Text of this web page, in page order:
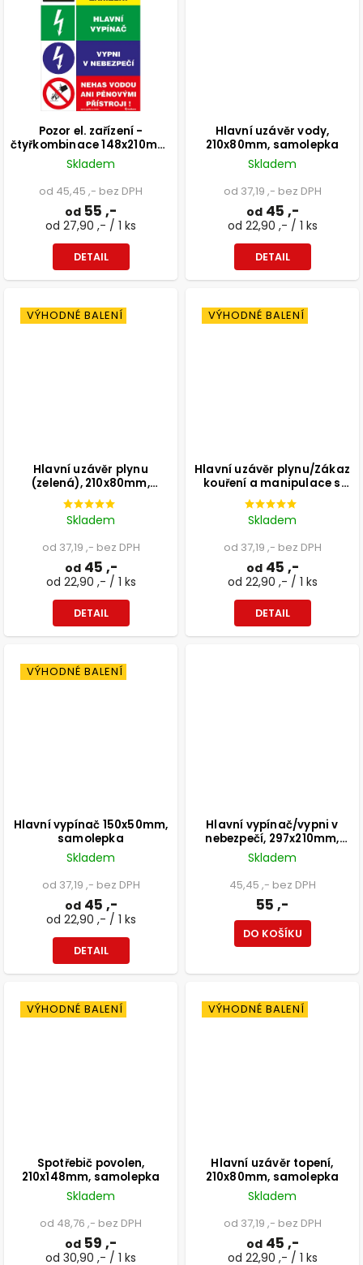
Pozor el. zařízení -
čtyřkombinace 148x210mm,
formát A5, samolepka
Skladem
od 45,45 ,- bez DPH
od 55 ,-
od 27,90 ,- / 1 ks
DETAIL
Hlavní uzávěr vody,
210x80mm, samolepka
Skladem
od 37,19 ,- bez DPH
od45 ,-
od 22,90 ,- / 1 ks
DETAIL
VÝHODNÉ BALENÍ
Hlavní uzávěr plynu
(zelená), 210x80mm,
samolepka
Skladem
od 37,19 ,- bez DPH
od45 ,-
od 22,90 ,- / 1 ks
DETAIL
VÝHODNÉ BALENÍ
Hlavní uzávěr plynu/Zákaz
kouření a manipulace s
plamenem!, 150x80mm,
samolepka
Skladem
od 37,19 ,- bez DPH
od45 ,-
od 22,90 ,- / 1 ks
DETAIL
VÝHODNÉ BALENÍ
Hlavní vypínač 150x50mm,
samolepka
Skladem
od 37,19 ,- bez DPH
od45 ,-
od 22,90 ,- / 1 ks
DETAIL
Hlavní vypínač/vypni v
nebezpečí, 297x210mm,
formát A4, samolepka
Skladem
45,45 ,- bez DPH
55 ,-
DO KOŠÍKU
VÝHODNÉ BALENÍ
Spotřebič povolen,
210x148mm, samolepka
Skladem
od 48,76 ,- bez DPH
od 59 ,-
od 30,90 ,- / 1 ks
VÝHODNÉ BALENÍ
Hlavní uzávěr topení,
210x80mm, samolepka
Skladem
od 37,19 ,- bez DPH
od45 ,-
od 22,90 ,- / 1 ks